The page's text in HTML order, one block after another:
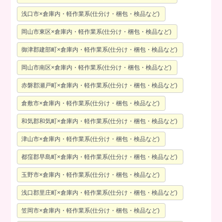
浅口市×倉庫内・軽作業系(仕分け・梱包・検品など)
岡山市東区×倉庫内・軽作業系(仕分け・梱包・検品など)
御津郡建部町×倉庫内・軽作業系(仕分け・梱包・検品など)
岡山市南区×倉庫内・軽作業系(仕分け・梱包・検品など)
赤磐郡瀬戸町×倉庫内・軽作業系(仕分け・梱包・検品など)
倉敷市×倉庫内・軽作業系(仕分け・梱包・検品など)
和気郡和気町×倉庫内・軽作業系(仕分け・梱包・検品など)
津山市×倉庫内・軽作業系(仕分け・梱包・検品など)
都窪郡早島町×倉庫内・軽作業系(仕分け・梱包・検品など)
玉野市×倉庫内・軽作業系(仕分け・梱包・検品など)
浅口郡里庄町×倉庫内・軽作業系(仕分け・梱包・検品など)
笠岡市×倉庫内・軽作業系(仕分け・梱包・検品など)